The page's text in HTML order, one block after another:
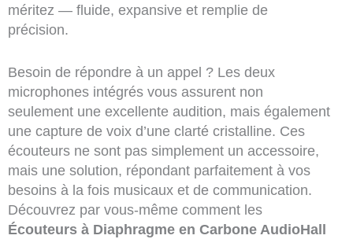
méritez — fluide, expansive et remplie de
précision.
Besoin de répondre à un appel ? Les deux
microphones intégrés vous assurent non
seulement une excellente audition, mais également
une capture de voix d’une clarté cristalline. Ces
écouteurs ne sont pas simplement un accessoire,
mais une solution, répondant parfaitement à vos
besoins à la fois musicaux et de communication.
Découvrez par vous-même comment les
Écouteurs à Diaphragme en Carbone AudioHall